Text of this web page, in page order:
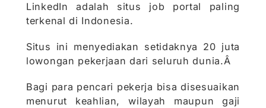
LinkedIn adalah situs job portal paling
terkenal di Indonesia.
Situs ini menyediakan setidaknya 20 juta
lowongan pekerjaan dari seluruh dunia.Â
Bagi para pencari pekerja bisa disesuaikan
menurut keahlian, wilayah maupun gaji